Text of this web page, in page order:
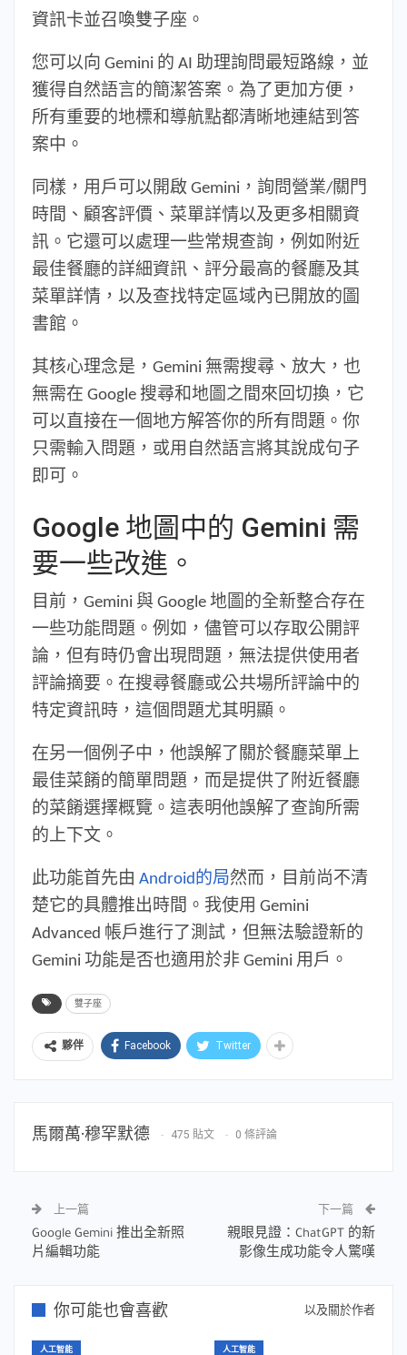
資訊卡並召喚雙子座。
您可以向 Gemini 的 AI 助理詢問最短路線，並
獲得自然語言的簡潔答案。為了更加方便，
所有重要的地標和導航點都清晰地連結到答
案中。
同樣，用戶可以開啟 Gemini，詢問營業/關門
時間、顧客評價、菜單詳情以及更多相關資
訊。它還可以處理一些常規查詢，例如附近
最佳餐廳的詳細資訊、評分最高的餐廳及其
菜單詳情，以及查找特定區域內已開放的圖
書館。
其核心理念是，Gemini 無需搜尋、放大，也
無需在 Google 搜尋和地圖之間來回切換，它
可以直接在一個地方解答你的所有問題。你
只需輸入問題，或用自然語言將其說成句子
即可。
Google 地圖中的 Gemini 需
要一些改進。
目前，Gemini 與 Google 地圖的全新整合存在
一些功能問題。例如，儘管可以存取公開評
論，但有時仍會出現問題，無法提供使用者
評論摘要。在搜尋餐廳或公共場所評論中的
特定資訊時，這個問題尤其明顯。
在另一個例子中，他誤解了關於餐廳菜單上
最佳菜餚的簡單問題，而是提供了附近餐廳
的菜餚選擇概覽。這表明他誤解了查詢所需
的上下文。
此功能首先由 Android的局然而，目前尚不清
楚它的具體推出時間。我使用 Gemini
Advanced 帳戶進行了測試，但無法驗證新的
Gemini 功能是否也適用於非 Gemini 用戶。
雙子座
夥伴 Facebook Twitter
馬爾萬·穆罕默德 475 貼文 0 條評論
上一篇
Google Gemini 推出全新照
片編輯功能
下一篇
親眼見證：ChatGPT 的新
影像生成功能令人驚嘆
你可能也會喜歡 以及關於作者
人工智能 人工智能